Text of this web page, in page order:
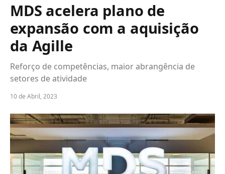
MDS acelera plano de
expansão com a aquisição
da Agille
Reforço de competências, maior abrangência de
setores de atividade
10 de Abril, 2023